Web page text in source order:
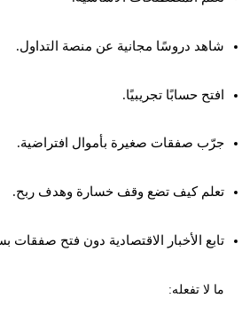
شاهد دروسًا مجانية عن منصة التداول.
افتح حسابًا تجريبيًا.
جرّب صفقات صغيرة بأموال افتراضية.
تعلم كيف تضع وقف خسارة وهدف ربح.
تابع الأخبار الاقتصادية دون فتح
ما لا تفعله: